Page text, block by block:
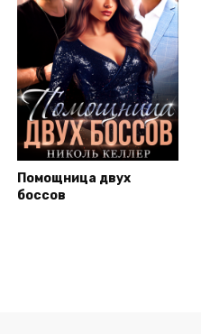
Помощница двух
боссов